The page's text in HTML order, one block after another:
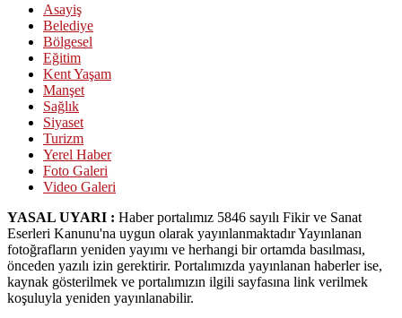
Asayiş
Belediye
Bölgesel
Eğitim
Kent Yaşam
Manşet
Sağlık
Siyaset
Turizm
Yerel Haber
Foto Galeri
Video Galeri
YASAL UYARI : Haber portalımız 5846 sayılı Fikir ve Sanat
Eserleri Kanunu'na uygun olarak yayınlanmaktadır Yayınlanan
fotoğrafların yeniden yayımı ve herhangi bir ortamda basılması,
önceden yazılı izin gerektirir. Portalımızda yayınlanan haberler ise,
kaynak gösterilmek ve portalımızın ilgili sayfasına link verilmek
koşuluyla yeniden yayınlanabilir.